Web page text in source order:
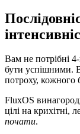
Вам не потрібні
бути успішними.
потроху, кожного
FluxOS
цілі на
почати.